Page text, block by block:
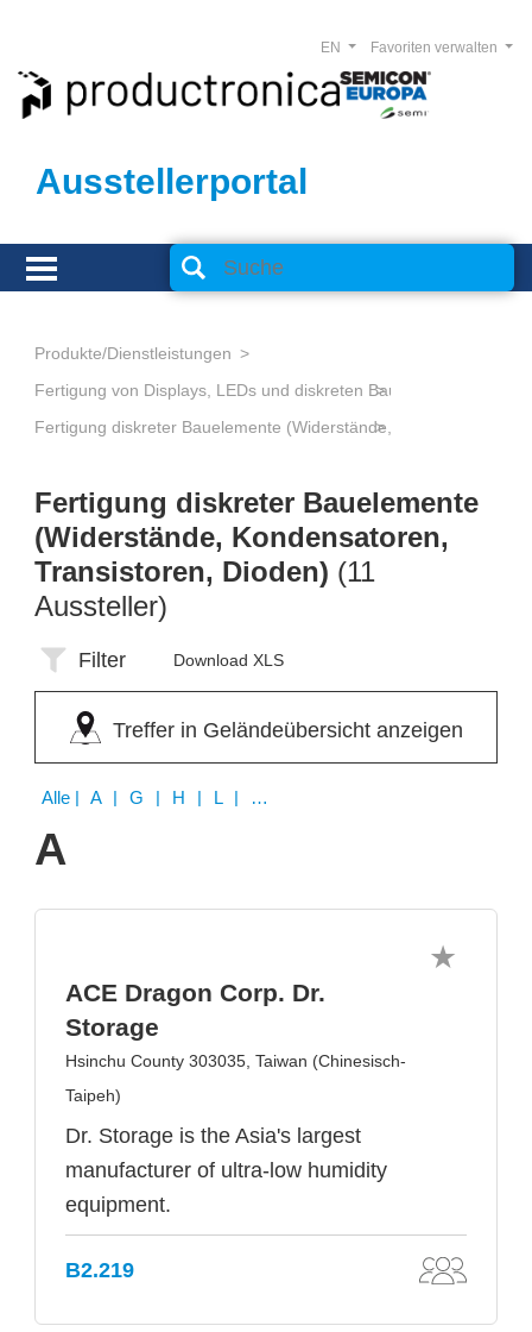
Ausstellerportal
Favoriten verwalten
EN
Produkte/Dienstleistungen
Fertigung von Displays, LEDs und diskreten Bauelementen
Fertigung diskreter Bauelemente
(Widerstände, Kondensatoren,
Transistoren, Dioden) (11
Aussteller)
Filter Download XLS
Treffer in Geländeübersicht anzeigen
Alle | A | G | H | L | R | S | T
A
ACE Dragon Corp. Dr.
Storage
Hsinchu County 303035, Taiwan (Chinesisch-
Taipeh)
Dr. Storage is the Asia's largest
manufacturer of ultra-low humidity
equipment.
B2.219